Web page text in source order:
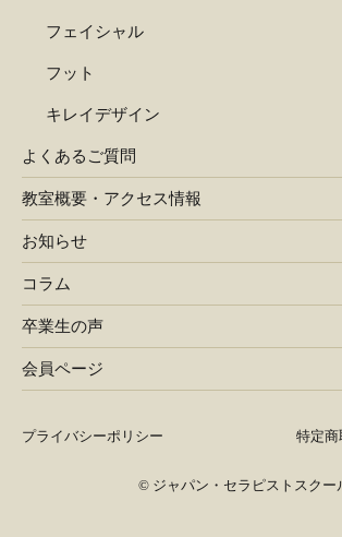
フェイシャル
フット
キレイデザイン
よくあるご質問
教室概要・アクセス情報
お知らせ
コラム
卒業生の声
会員ページ
プライバシーポリシー 特定商
© ジャパン・セラピストスクー